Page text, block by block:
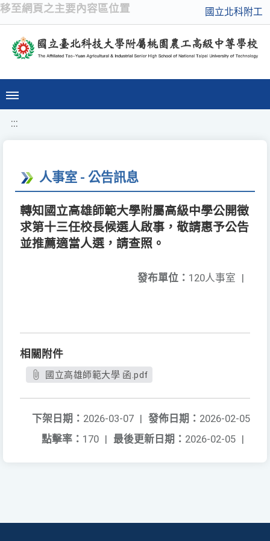
移至網頁之主要內容區位置 國立北科附工
:::
人事室 - 公告訊息
轉知國立高雄師範大學附屬高級中學公開徵
求第十三任校長候選人啟事，敬請惠予公告
並推薦適當人選，請查照。
發布單位： 120人事室 |
相關附件
國立高雄師範大學 函.pdf
發佈日期： 2026-02-05
下架日期： 2026-03-07 |
最後更新日期： 2026-02-05 |
點擊率： 170 |